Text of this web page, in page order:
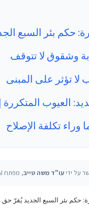
حكم بئر السبع
وشقوق لا تتوقف
لا تؤثر على المبنى
العيوب المتكررة
تكلفة الإصلاح
על ידי עו"ד משה טייב, מפתח AI – האוניברסיטה העברית
حكم بئر السبع الجديد يُقرّ